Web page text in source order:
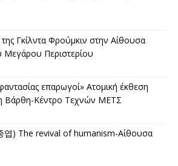
Γκίλντα Φρούμκιν στην Αίθουσα
Μεγάρου Περιστερίου
επαρωγοί» Ατομική έκθεση
Βάρθη-Κέντρο Τεχνών ΜΕΤΣ
엽) The revival of humanism-Αίθουσα